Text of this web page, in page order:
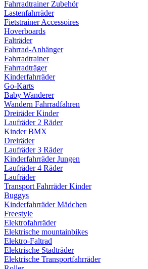
Fahrradtrainer Zubehör
Lastenfahrräder
Fietstrainer Accessoires
Hoverboards
Falträder
Fahrrad-Anhänger
Fahrradtrainer
Fahrradträger
Kinderfahrräder
Go-Karts
Baby Wanderer
Wandern Fahrradfahren
Dreiräder Kinder
Laufräder 2 Räder
Kinder BMX
Dreiräder
Laufräder 3 Räder
Kinderfahrräder Jungen
Laufräder 4 Räder
Laufräder
Transport Fahrräder Kinder
Buggys
Kinderfahrräder Mädchen
Freestyle
Elektrofahrräder
Elektrische mountainbikes
Elektro-Faltrad
Elektrische Stadträder
Elektrische Transportfahrräder